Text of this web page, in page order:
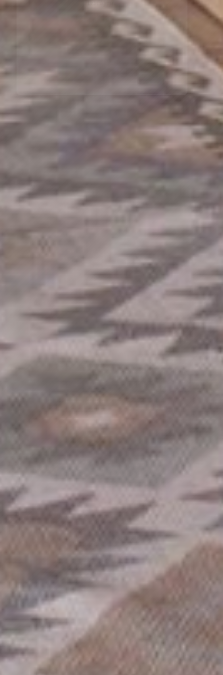
Merk: Du kan trekke tilbake samtykket ditt når som helst ved å sende en e-
post til info@vagabondhaven.com. Detaljert informasjon om håndtering av
brukerdata finner du i vår personvernerklæring.